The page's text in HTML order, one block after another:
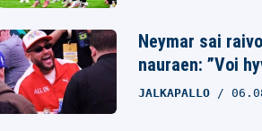
Neymar sai
nauraen: ”Voi
JALKAPALLO